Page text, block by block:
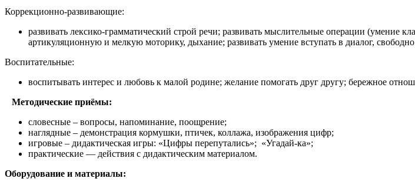
Коррекционно-развивающие:
развивать лексико-грамматический строй речи; развивать мыслительные операции (умение
артикуляционную и мелкую моторику, дыхание; развивать умение вступать в диалог,
Воспитательные:
воспитывать интерес и любовь к малой родине; желание помогать друг другу; бережное
Методические приёмы:
словесные – вопросы, напоминание, поощрение;
наглядные – демонстрация кормушки, птичек, коллажа, изображения цифр;
игровые – дидактическая игры: «Цифры перепутались»; «Угадай-ка»;
практические — действия с дидактическим материалом.
Оборудование и материалы: